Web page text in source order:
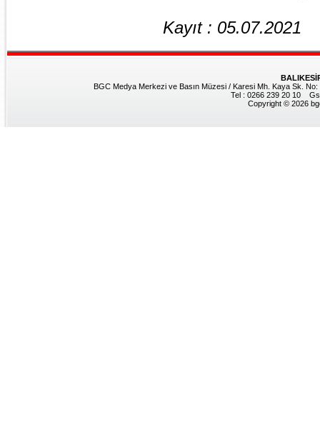
Kayıt : 05.07.2021
BGC Medya Merkezi ve Basın Müzesi / Karesi Mh. Kaya Sk.
Tel : 0266 239 20 10
Copyright © 2026